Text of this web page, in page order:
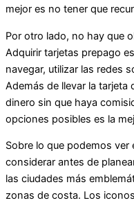
mejor es no tener que
Por otro lado, no hay que
Adquirir tarjetas prepago
navegar, utilizar las redes
Además de llevar la
dinero sin que haya
opciones posibles es la
Sobre lo que podemos ver
considerar antes de
las ciudades más
zonas de costa. Los